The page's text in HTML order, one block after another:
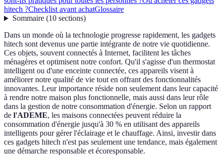
hitech ?Checklist avant achatGlossaire
Sommaire(10 sections)
Dans un monde où la technologie progresse rapidement, les gadgets
hitech sont devenus une partie intégrante de notre vie quotidienne.
Ces objets, souvent connectés à Internet, facilitent les tâches
ménagères et optimisent notre confort. Qu'il s'agisse d'un thermostat
intelligent ou d'une enceinte connectée, ces appareils visent à
améliorer notre qualité de vie tout en offrant des fonctionnalités
innovantes. Leur importance réside non seulement dans leur capacité
à rendre notre maison plus fonctionnelle, mais aussi dans leur rôle
dans la gestion de notre consommation d'énergie. Selon un rapport
de l'ADEME, les maisons connectées peuvent réduire la
consommation d'énergie jusqu'à 30 % en utilisant des appareils
intelligents pour gérer l'éclairage et le chauffage. Ainsi, investir dans
ces gadgets hitech n'est pas seulement une tendance, mais également
une démarche responsable et écoresponsable.